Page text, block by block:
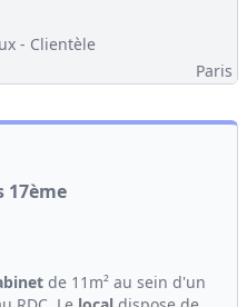
- Clientèle
Paris
17ème
de 11m² au sein d'un